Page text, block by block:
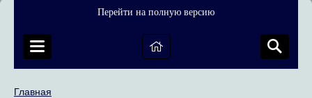
Перейти на полную версию
Главная